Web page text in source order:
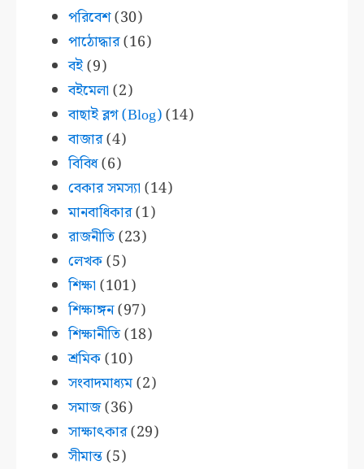
পরিবেশ(30)
পাঠোদ্ধার(16)
বই(9)
বইমেলা (2)
বাছাই ব্লগ (Blog)(14)
বাজার(4)
বিবিধ(6)
বেকার সমস্যা (14)
মানবাধিকার(1)
রাজনীতি(23)
লেখক(5)
শিক্ষা (101)
শিক্ষাঙ্গন(97)
শিক্ষানীতি(18)
শ্রমিক(10)
সংবাদমাধ্যম(2)
সমাজ(36)
সাক্ষাৎকার(29)
সীমান্ত(5)